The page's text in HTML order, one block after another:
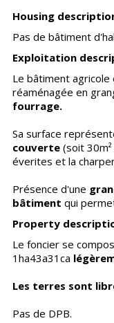
Housing
Pas de bâtiment
Exploitation
Le bâtiment agricole
réaménagée en
fourrage.
Sa surface
couverte (soit
éverites et la
Présence d'une
bâtiment qui
Property
Le foncier se
1ha43a31ca
Les terres sont
Pas de DPB.